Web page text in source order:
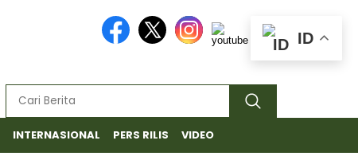
INTERNASIONAL PERS RILIS VIDEO
ID